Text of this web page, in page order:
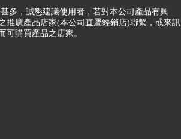
，誠懇建議使用者，若對本公司產品有興
推廣產品店家(本公司直屬經銷店)聯繫，或來訊
而可購買產品之店家。